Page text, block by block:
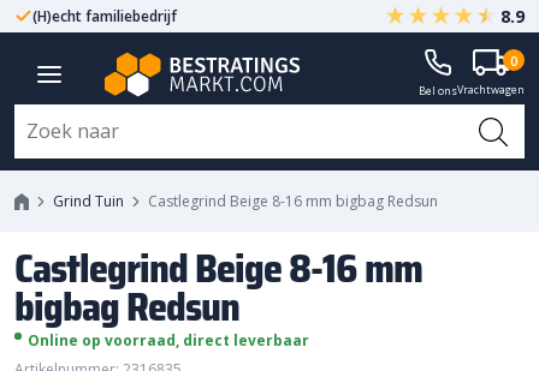
(H)echt familiebedrijf Gegarandeerd A-kwaliteit
8.9
Bel onsVrachtwagen
0
Grind Tuin Castlegrind Beige 8-16 mm bigbag Redsun
Castlegrind Beige 8-16 mm
bigbag Redsun
Online op voorraad, direct leverbaar
Castlegrind Beige 8-16 mm bigbag
Redsun